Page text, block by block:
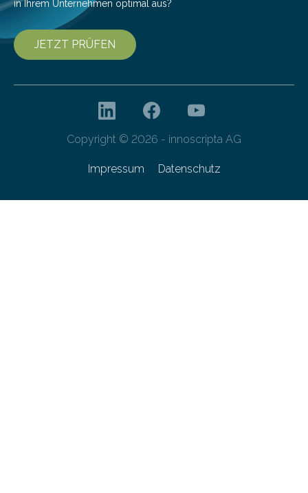
in Ihrem Unternehmen optimal aus?
JETZT PRÜFEN
Copyright © 2026 - innoscripta AG
Impressum Datenschutz